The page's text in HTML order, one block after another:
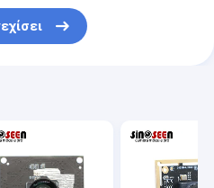
παραθυρόφυλλων
φακών